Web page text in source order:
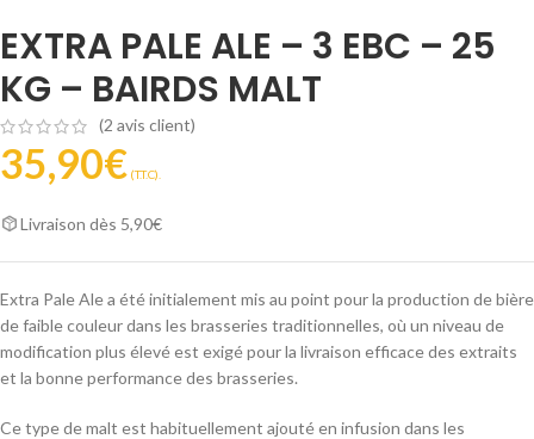
EXTRA PALE ALE – 3 EBC – 25
KG – BAIRDS MALT
(2 avis client)
35,90€ (T.T.C).
Livraison dès 5,90€
Extra Pale Ale a été initialement mis au point pour la production de bière
de faible couleur dans les brasseries traditionnelles, où un niveau de
modification plus élevé est exigé pour la livraison efficace des extraits
et la bonne performance des brasseries.
Ce type de malt est habituellement ajouté en infusion dans les